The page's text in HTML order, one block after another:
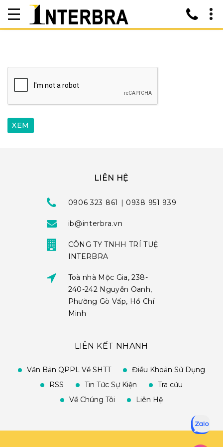
LIÊN HỆ
0906 323 861 | 0938 951 939
ib@interbra.vn
CÔNG TY TNHH TRÍ TUỆ
INTERBRA
Toà nhà Mộc Gia, 238-
240-242 Nguyễn Oanh,
Phường Gò Vấp, Hồ Chí
Minh
LIÊN KẾT NHANH
Văn Bản QPPL Về SHTT
Điều Khoản Sử Dụng
RSS
Tin Tức Sự Kiện
Tra cứu
Về Chúng Tôi
Liên Hệ